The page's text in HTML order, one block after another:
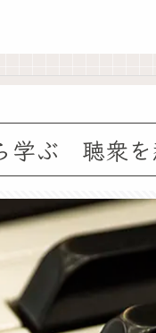
学ぶ 聴衆